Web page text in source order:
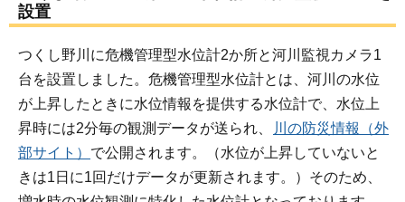
設置
つくし野川に危機管理型水位計2か所と河川監視カメラ1
台を設置しました。危機管理型水位計とは、河川の水位
が上昇したときに水位情報を提供する水位計で、水位上
昇時には2分毎の観測データが送られ、
川の防災情報（外
部サイト） で公開されます。（水位が上昇していないと
きは1日に1回だけデータが更新されます。）そのため、